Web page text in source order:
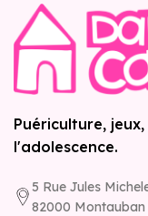
Puériculture,
l'adolescence.
5 Rue Jules
82000 Montauban